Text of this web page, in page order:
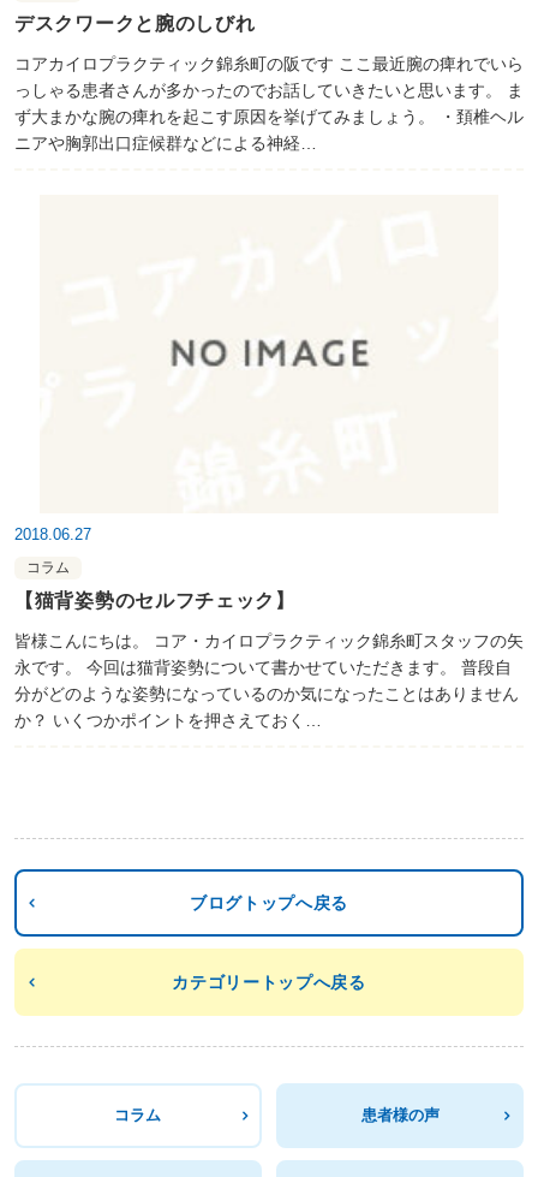
デスクワークと腕のしびれ
コアカイロプラクティック錦糸町の阪です ここ最近腕の痺れでいら
っしゃる患者さんが多かったのでお話していきたいと思います。 ま
ず大まかな腕の痺れを起こす原因を挙げてみましょう。 ・頚椎ヘル
ニアや胸郭出口症候群などによる神経…
2018.06.27
コラム
【猫背姿勢のセルフチェック】
皆様こんにちは。 コア・カイロプラクティック錦糸町スタッフの矢
永です。 今回は猫背姿勢について書かせていただきます。 普段自
分がどのような姿勢になっているのか気になったことはありません
か？ いくつかポイントを押さえておく…
ブログトップへ戻る
カテゴリートップへ戻る
コラム 患者様の声